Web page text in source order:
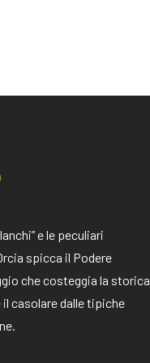
e le peculiari
spicca il Podere
che costeggia la storica
casolare dalle tipiche